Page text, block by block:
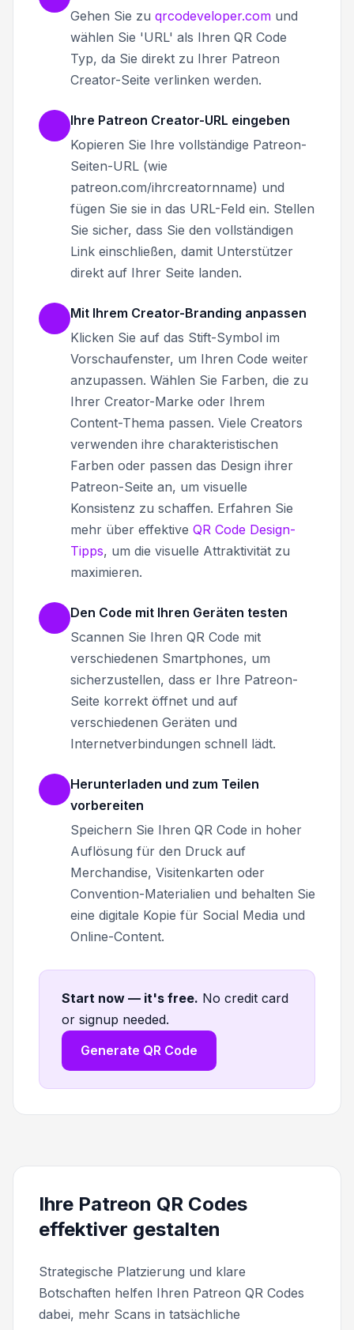
Gehen Sie zu qrcodeveloper.com und
wählen Sie 'URL' als Ihren QR Code
Typ, da Sie direkt zu Ihrer Patreon
Creator-Seite verlinken werden.
Ihre Patreon Creator-URL eingeben
Kopieren Sie Ihre vollständige Patreon-
Seiten-URL (wie
patreon.com/ihrcreatornname) und
fügen Sie sie in das URL-Feld ein. Stellen
Sie sicher, dass Sie den vollständigen
Link einschließen, damit Unterstützer
direkt auf Ihrer Seite landen.
Mit Ihrem Creator-Branding anpassen
Klicken Sie auf das Stift-Symbol im
Vorschaufenster, um Ihren Code weiter
anzupassen. Wählen Sie Farben, die zu
Ihrer Creator-Marke oder Ihrem
Content-Thema passen. Viele Creators
verwenden ihre charakteristischen
Farben oder passen das Design ihrer
Patreon-Seite an, um visuelle
Konsistenz zu schaffen. Erfahren Sie
mehr über effektive QR Code Design-
Tipps, um die visuelle Attraktivität zu
maximieren.
Den Code mit Ihren Geräten testen
Scannen Sie Ihren QR Code mit
verschiedenen Smartphones, um
sicherzustellen, dass er Ihre Patreon-
Seite korrekt öffnet und auf
verschiedenen Geräten und
Internetverbindungen schnell lädt.
Herunterladen und zum Teilen
vorbereiten
Speichern Sie Ihren QR Code in hoher
Auflösung für den Druck auf
Merchandise, Visitenkarten oder
Convention-Materialien und behalten Sie
eine digitale Kopie für Social Media und
Online-Content.
Start now — it's free. No credit card
or signup needed.
Generate QR Code
Ihre Patreon QR Codes
effektiver gestalten
Strategische Platzierung und klare
Botschaften helfen Ihren Patreon QR Codes
dabei, mehr Scans in tatsächliche